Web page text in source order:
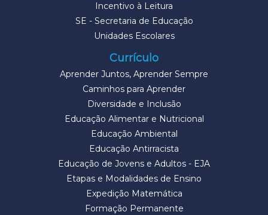
Incentivo à Leitura
SE - Secretaria de Educação
Unidades Escolares
Currículo
Aprender Juntos, Aprender Sempre
Caminhos para Aprender
Diversidade e Inclusão
Educação Alimentar e Nutricional
Educação Ambiental
Educação Antirracista
Educação de Jovens e Adultos - EJA
Etapas e Modalidades de Ensino
Expedição Matemática
Formação Permanente